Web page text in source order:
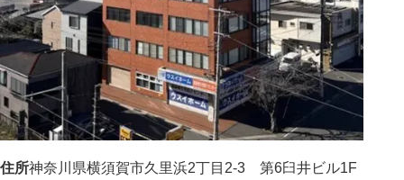
住所神奈川県横須賀市久里浜2丁目2-3 第6臼井ビル1F